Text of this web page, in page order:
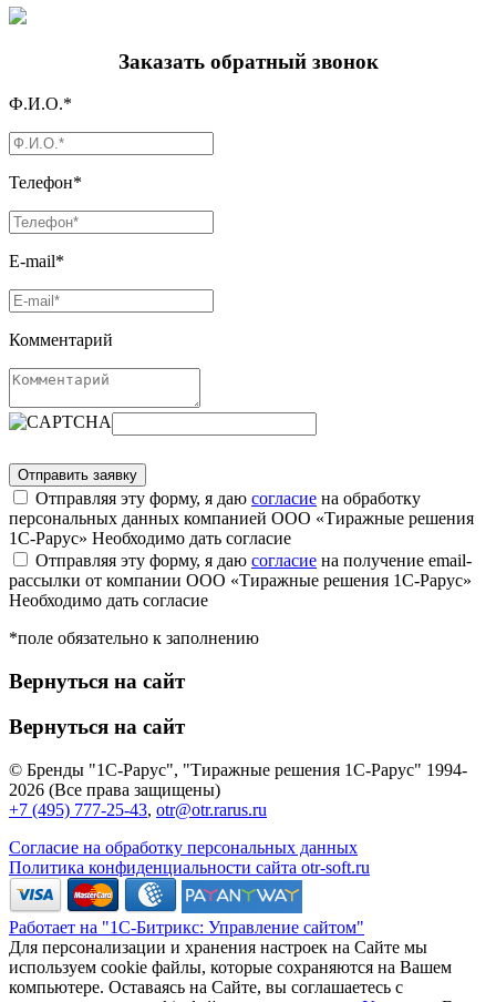
Заказать обратный звонок
Ф.И.О.*
Телефон*
E-mail*
Комментарий
Отправляя эту форму, я даю согласие на обработку
персональных данных компанией ООО «Тиражные решения
1С-Рарус» Необходимо дать согласие
Отправляя эту форму, я даю согласие на получение email-
рассылки от компании ООО «Тиражные решения 1С-Рарус»
Необходимо дать согласие
*поле обязательно к заполнению
Вернуться на сайт
Вернуться на сайт
© Бренды "1С-Рарус", "Тиражные решения 1С-Рарус" 1994-
2026 (Все права защищены)
+7 (495) 777-25-43, otr@otr.rarus.ru
Согласие на обработку персональных данных
Политика конфиденциальности сайта otr-soft.ru
Работает на "1С-Битрикс: Управление сайтом"
Для персонализации и хранения настроек на Сайте мы
используем cookie файлы, которые сохраняются на Вашем
компьютере. Оставаясь на Сайте, вы соглашаетесь с